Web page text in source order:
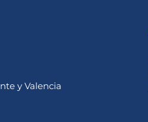
y Valencia